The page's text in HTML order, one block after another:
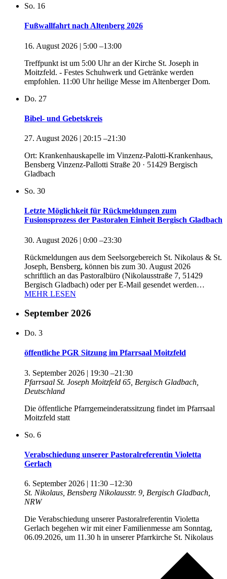
So. 16
Fußwallfahrt nach Altenberg 2026
16. August 2026 | 5:00 –13:00
Treffpunkt ist um 5:00 Uhr an der Kirche St. Joseph in
Moitzfeld. - Festes Schuhwerk und Getränke werden
empfohlen. 11:00 Uhr heilige Messe im Altenberger Dom.
Do. 27
Bibel- und Gebetskreis
27. August 2026 | 20:15 –21:30
Ort: Krankenhauskapelle im Vinzenz-Palotti-Krankenhaus,
Bensberg Vinzenz-Pallotti Straße 20 · 51429 Bergisch
Gladbach
So. 30
Letzte Möglichkeit für Rückmeldungen zum
Fusionsprozess der Pastoralen Einheit Bergisch Gladbach
30. August 2026 | 0:00 –23:30
Rückmeldungen aus dem Seelsorgebereich St. Nikolaus & St.
Joseph, Bensberg, können bis zum 30. August 2026
schriftlich an das Pastoralbüro (Nikolausstraße 7, 51429
Bergisch Gladbach) oder per E-Mail gesendet werden…
MEHR LESEN
September 2026
Do. 3
öffentliche PGR Sitzung im Pfarrsaal Moitzfeld
3. September 2026 | 19:30 –21:30
Pfarrsaal St. Joseph Moitzfeld 65, Bergisch Gladbach,
Deutschland
Die öffentliche Pfarrgemeinderatssitzung findet im Pfarrsaal
Moitzfeld statt
So. 6
Verabschiedung unserer Pastoralreferentin Violetta
Gerlach
6. September 2026 | 11:30 –12:30
St. Nikolaus, Bensberg Nikolausstr. 9, Bergisch Gladbach,
NRW
Die Verabschiedung unserer Pastoralreferentin Violetta
Gerlach begehen wir mit einer Familienmesse am Sonntag,
06.09.2026, um 11.30 h in unserer Pfarrkirche St. Nikolaus